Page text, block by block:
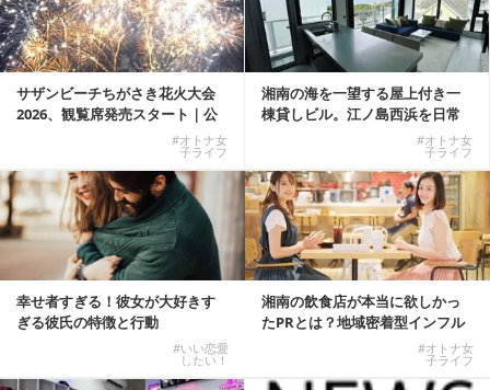
サザンビーチちがさき花火大会
2026、観覧席発売スタート｜公
#オトナ女
子ライフ
湘南の海を一望する屋上付き一
棟貸しビル。江ノ島西浜を日常
#オトナ女
子ライフ
幸せ者すぎる！彼女が大好きす
ぎる彼氏の特徴と行動
#いい恋愛
したい！
湘南の飲食店が本当に欲しかっ
たPRとは？地域密着型インフル
#オトナ女
子ライフ